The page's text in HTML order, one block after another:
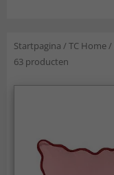
Startpagina /TC Home/
63 producten